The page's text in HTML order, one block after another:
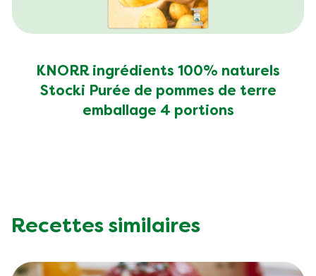
KNORR ingrédients 100% naturels
Stocki Purée de pommes de terre
emballage 4 portions
Recettes similaires